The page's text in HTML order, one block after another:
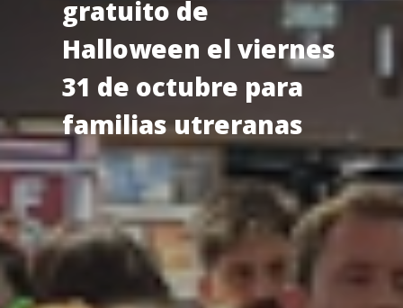
gratuito de
Halloween el viernes
31 de octubre para
familias utreranas